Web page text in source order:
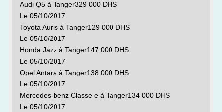
Audi Q5 à Tanger329 000 DHS
Le 05/10/2017
Toyota Auris à Tanger129 000 DHS
Le 05/10/2017
Honda Jazz à Tanger147 000 DHS
Le 05/10/2017
Opel Antara à Tanger138 000 DHS
Le 05/10/2017
Mercedes-benz Classe e à Tanger134 000 DHS
Le 05/10/2017